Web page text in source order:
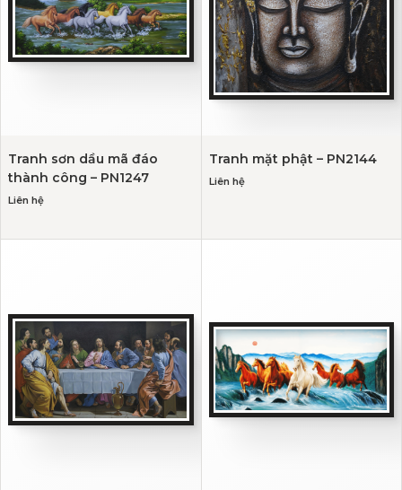
Tranh sơn dầu mã đáo
thành công – PN1247
Liên hệ
Tranh mặt phật – PN2144
Liên hệ